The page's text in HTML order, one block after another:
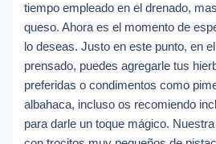
tiempo empleado en el drenado,
queso. Ahora es el momento de
lo deseas. Justo en este punto, en
prensado, puedes agregarle tus
preferidas o condimentos como
albahaca, incluso os recomiendo
para darle un toque mágico.